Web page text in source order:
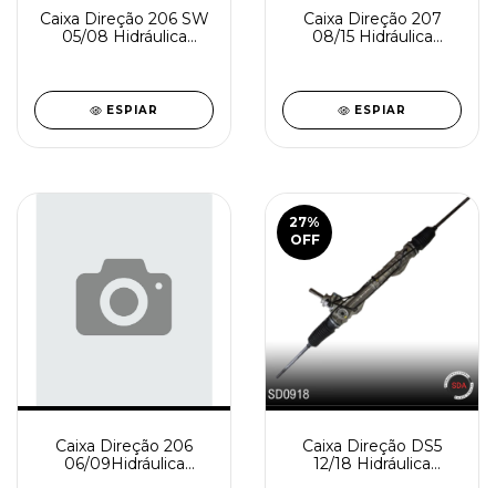
Caixa Direção 206 SW
05/08 Hidráulica
ESPIAR
Caixa Direção 207
08/15 Hidráulica
ESPIAR
Caixa Direção 206
06/09Hidráulica
27%
OFF
Caixa Direção DS5
12/18 Hidráulica